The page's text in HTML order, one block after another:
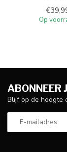
Op
ABONNEER
Blijf op de hoogte